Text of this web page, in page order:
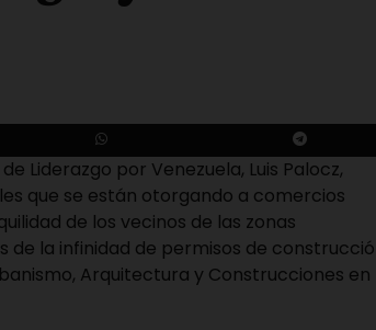
Liderazgo por Venezuela, Luis Palocz,
que se están otorgando a comercios
de los vecinos de las zonas
de la infinidad de permisos de
Arquitectura y Construcciones en